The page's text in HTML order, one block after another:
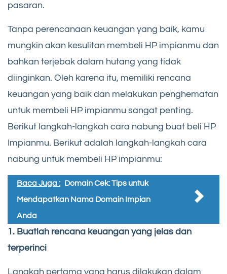
pasaran.
Tanpa perencanaan keuangan yang baik, kamu
mungkin akan kesulitan membeli HP impianmu dan
bahkan terjebak dalam hutang yang tidak
diinginkan. Oleh karena itu, memiliki rencana
keuangan yang baik dan melakukan penghematan
untuk membeli HP impianmu sangat penting.
Berikut langkah-langkah cara nabung buat beli HP
Impianmu. Berikut adalah langkah-langkah cara
nabung untuk membeli HP impianmu:
Baca Juga : Domain Cek: Tips untuk
Mendapatkan Nama Domain Impian
Anda
1. Buatlah rencana keuangan yang jelas dan
terperinci
Langkah pertama yang harus dilakukan dalam